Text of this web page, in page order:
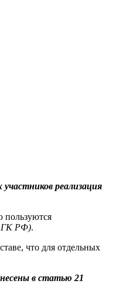
реализация
пользуются
ГК РФ).
что для отдельных
в статью 21